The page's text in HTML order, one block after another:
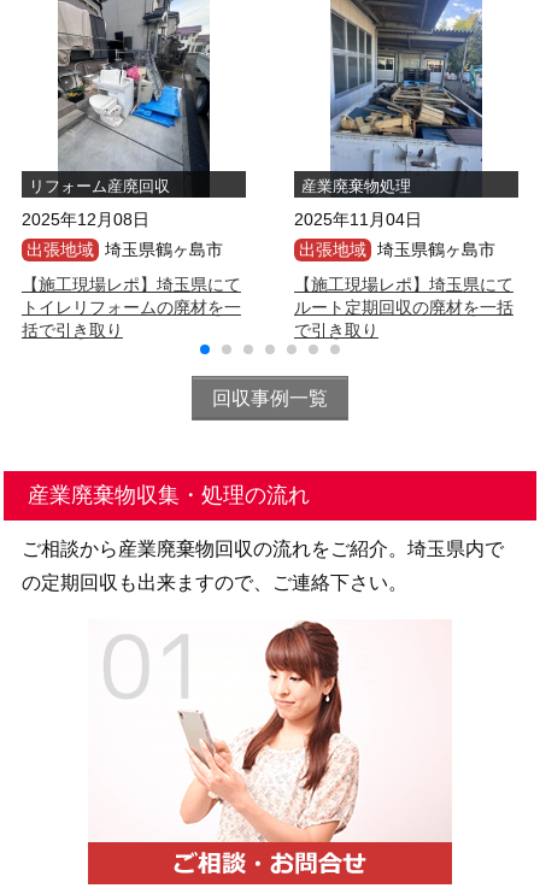
リフォーム産廃回収
2025年12月08日
出張地域 埼玉県鶴ヶ島市
【施工現場レポ】埼玉県にて
トイレリフォームの廃材を一
括で引き取り
産業廃棄物処理
2025年11月04日
出張地域 埼玉県鶴ヶ島市
【施工現場レポ】埼玉県にて
ルート定期回収の廃材を一括
で引き取り
回収事例一覧
産業廃棄物収集・処理の流れ
ご相談から産業廃棄物回収の流れをご紹介。埼玉県内で
の定期回収も出来ますので、ご連絡下さい。